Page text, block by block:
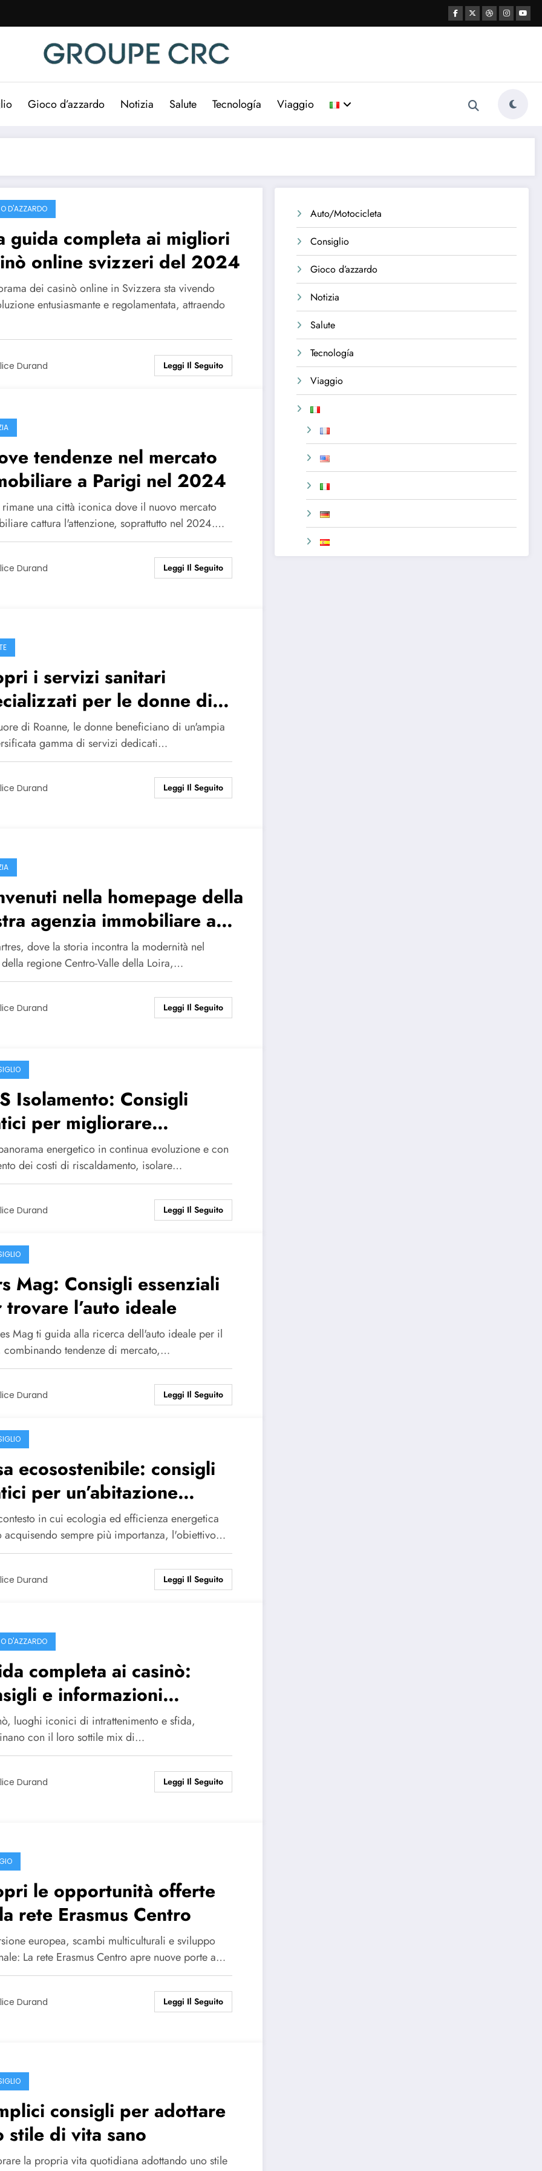
Gioco d’azzardo Notizia Salute Tecnología Viaggio
D'AZZARDO
guida completa ai migliori
online svizzeri del 2024
dei casinò online in Svizzera sta vivendo
entusiasmante e regolamentata, attraendo
Durand Leggi Il Seguito
tendenze nel mercato
a Parigi nel 2024
una città iconica dove il nuovo mercato
cattura l'attenzione, soprattutto nel 2024.…
Durand Leggi Il Seguito
i servizi sanitari
per le donne di
di Roanne, le donne beneficiano di un'ampia
gamma di servizi dedicati…
Durand Leggi Il Seguito
nella homepage della
agenzia immobiliare a
dove la storia incontra la modernità nel
regione Centro-Valle della Loira,…
Durand Leggi Il Seguito
Isolamento: Consigli
per migliorare
della tua casa
energetico in continua evoluzione e con
dei costi di riscaldamento, isolare…
Durand Leggi Il Seguito
Mag: Consigli essenziali
trovare l’auto ideale
Mag ti guida alla ricerca dell'auto ideale per il
tendenze di mercato,…
Durand Leggi Il Seguito
ecosostenibile: consigli
per un’abitazione
ed ecologica
in cui ecologia ed efficienza energetica
acquisendo sempre più importanza, l'obiettivo…
Durand Leggi Il Seguito
D'AZZARDO
completa ai casinò:
e informazioni
luoghi iconici di intrattenimento e sfida,
con il loro sottile mix di…
Durand Leggi Il Seguito
le opportunità offerte
rete Erasmus Centro
europea, scambi multiculturali e sviluppo
La rete Erasmus Centro apre nuove porte a…
Durand Leggi Il Seguito
consigli per adottare
stile di vita sano
la propria vita quotidiana adottando uno stile
Auto/Motocicleta
Consiglio
Gioco d’azzardo
Notizia
Salute
Tecnología
Viaggio